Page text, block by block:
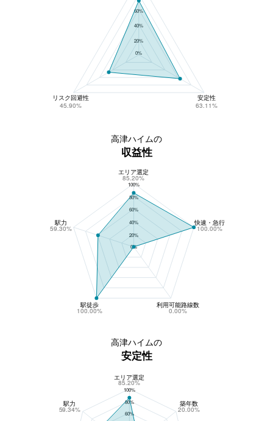
60%
40%
20%
0%
リスク回避性
45.90%
安定性
63.11%
高津ハイムの
収益性
高津ハイムの収益性
100%
80%
60%
40%
20%
0%
エリア選定
85.20%
駅力
59.30%
駅徒歩
100.00%
利用可能路線数
0.00%
快速・急行
100.00%
高津ハイムの
安定性
100%
80%
60%
エリア選定
85.20%
駅力
59.34%
築年数
20.00%